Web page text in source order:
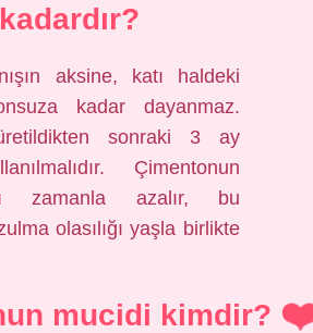
kadardır?
aksine, katı haldeki
kadar dayanmaz.
sonraki 3 ay
Çimentonun
zamanla azalır, bu
olasılığı yaşla birlikte
mucidi kimdir?